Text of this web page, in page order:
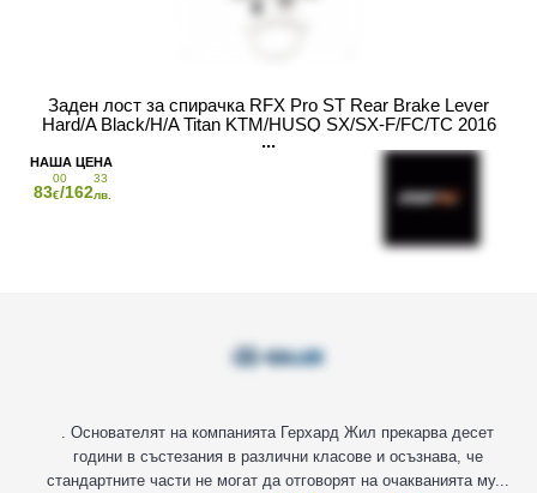
. Основателят на компанията Герхард Жил прекарва десет
години в състезания в различни класове и осъзнава, че
стандартните части не могат да отговорят на очакванията му...
Заден лост за спирачка RFX Pro ST Rear Brake Lever
Hard/A Black/H/A Titan KTM/HUSQ SX/SX-F/FC/TC 2016
83
00
€/162
33
лв.